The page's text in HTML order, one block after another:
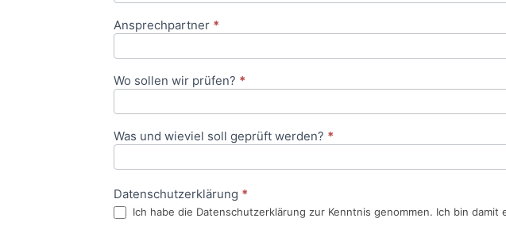
Ansprechpartner *
Wo sollen wir prüfen? *
Was und wieviel soll geprüft werden? *
Datenschutzerklärung *
Ich habe die Datenschutzerklärung zur Kenntnis genommen. Ich bin